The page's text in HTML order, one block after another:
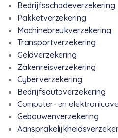
Bedrijfsschadeverzekering
Pakketverzekering
Machinebreukverzekering
Transportverzekering
Geldverzekering
Zakenreisverzekering
Cyberverzekering
Bedrijfsautoverzekering
Computer- en
Gebouwenverzekering